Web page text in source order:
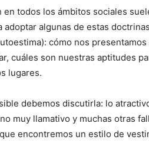
todos los ámbitos sociales
algunas de estas
cómo nos
cuáles son nuestras aptitudes
lugares.
debemos discutirla: lo
muy llamativo y muchas otras
encontremos un estilo de